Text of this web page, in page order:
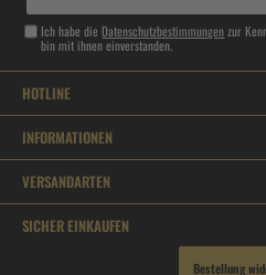
Ich habe die Datenschutzbestimmungenzur
bin mit ihnen einverstanden.
HOTLINE
INFORMATIONEN
VERSANDARTEN
SICHER EINKAUFEN
Bestellung